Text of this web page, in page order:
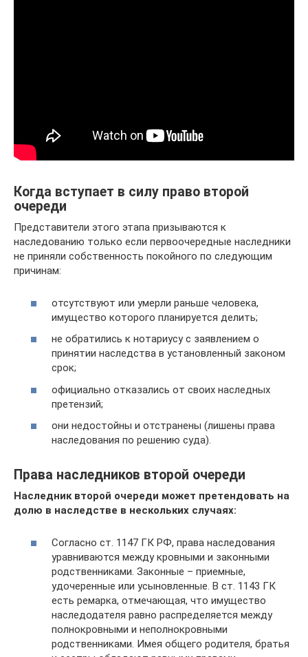
Когда вступает в силу право второй
очереди
Представители этого этапа призываются к
наследованию только если первоочередные наследники
не приняли собственность покойного по следующим
причинам:
отсутствуют или умерли раньше человека,
имущество которого планируется делить;
не обратились к нотариусу с заявлением о
принятии наследства в установленный законом
срок;
официально отказались от своих наследных
претензий;
они недостойны и отстранены (лишены права
наследования по решению суда).
Права наследников второй очереди
Наследник второй очереди может претендовать на
долю в наследстве в нескольких случаях:
Согласно ст. 1147 ГК РФ, права наследования
уравниваются между кровными и законными
родственниками. Законные – приемные,
удочеренные или усыновленные. В ст. 1143 ГК
есть ремарка, отмечающая, что имущество
наследодателя равно распределяется между
полнокровными и неполнокровными
родственниками. Имея общего родителя, братья